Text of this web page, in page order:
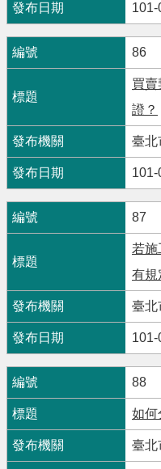
101-
86
買賣
證？
臺北
101-
87
若
有規
臺北
101-
88
如何
臺北